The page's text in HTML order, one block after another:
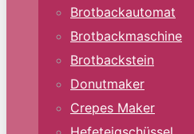
Brotbackautomat
Brotbackmaschine
Brotbackstein
Donutmaker
Crepes Maker